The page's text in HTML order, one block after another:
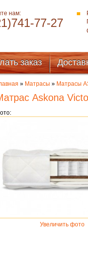
нам:
77-27
заказ
» Матрасы » Матрасы
Askona
Увеличить фото